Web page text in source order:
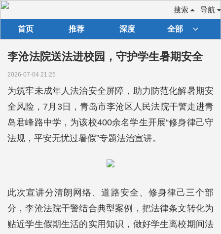
导航
搜索
首页 推荐 深度 全部
李沧法院送法进校园，守护学生暑期安全
2026-07-04 21:25
为筑牢未成年人法治安全屏障，助力防范化解暑期安
全风险，7月3日，青岛市李沧区人民法院干警走进青
岛君峰路中学，为该校400余名学生开展“修身律己守
法规，平安无忧过暑假”专题法治宣讲。
此次宣讲分清朗网络、道路安全、修身律己三个部
分，李沧法院干警结合典型案例，把法律条文转化为
贴近学生假期生活的实用知识，做好学生离校期间法